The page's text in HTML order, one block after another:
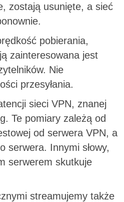
zostają usunięte, a sieć
pobierania,
zainteresowana jest
Nie
przesyłania.
sieci VPN, znanej
Te pomiary zależą od
od serwera VPN, a
serwera. Innymi słowy,
serwerem skutkuje
streamujemy także